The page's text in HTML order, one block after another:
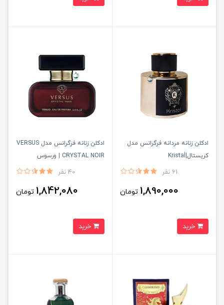
ادكلن زنانه مردانه فرگرانس مدل
كريستال|Kristal
61 نفر
1,890,000 تومان
ادكلن زنانه فرگرانس مدل VERSUS
CRYSTAL NOIR | ورسوس
كريستال نوير40 نفر
1,842,080 تومان